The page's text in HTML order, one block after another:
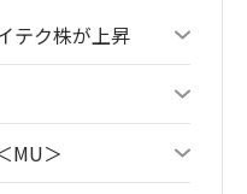
テク株が上昇
MU＞